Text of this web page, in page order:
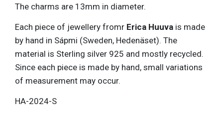
The charms are 13mm in diameter.
Each piece of jewellery fromr Erica Huuva is made
by hand in Sápmi (Sweden, Hedenäset). The
material is Sterling silver 925 and mostly recycled.
Since each piece is made by hand, small variations
of measurement may occur.
HA-2024-S